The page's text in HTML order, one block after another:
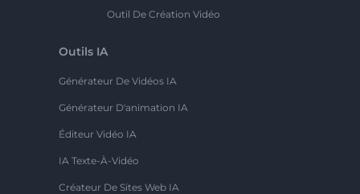
Outil De Création Vidéo
Outils IA
Générateur De Vidéos IA
Générateur D'animation IA
Éditeur Vidéo IA
IA Texte-À-Vidéo
Créateur De Sites Web IA